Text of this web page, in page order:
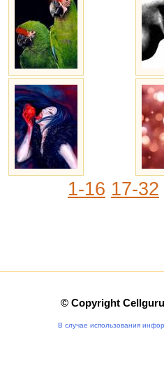
1-16 17-32
© Copyright
В случае использования